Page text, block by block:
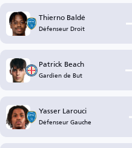
Thierno Baldé
Défenseur Droit
Patrick Beach
Gardien de But
Yasser Larouci
Défenseur Gauche